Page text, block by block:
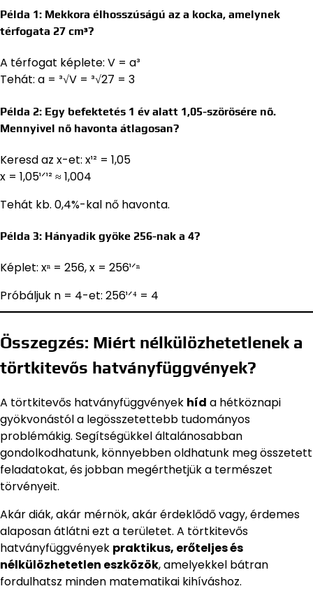
Példa 1: Mekkora élhosszúságú az a kocka, amelynek
térfogata 27 cm³?
A térfogat képlete: V = a³
Tehát: a = ³√V = ³√27 = 3
Példa 2: Egy befektetés 1 év alatt 1,05-szörösére nő.
Mennyivel nő havonta átlagosan?
Keresd az x-et: x¹² = 1,05
x = 1,05¹ᐟ¹² ≈ 1,004
Tehát kb. 0,4%-kal nő havonta.
Példa 3: Hányadik gyöke 256-nak a 4?
Képlet: xⁿ = 256, x = 256¹ᐟⁿ
Próbáljuk n = 4-et: 256¹ᐟ⁴ = 4
Összegzés: Miért nélkülözhetetlenek a
törtkitevős hatványfüggvények?
A törtkitevős hatványfüggvények híd a hétköznapi
gyökvonástól a legösszetettebb tudományos
problémákig. Segítségükkel általánosabban
gondolkodhatunk, könnyebben oldhatunk meg összetett
feladatokat, és jobban megérthetjük a természet
törvényeit.
Akár diák, akár mérnök, akár érdeklődő vagy, érdemes
alaposan átlátni ezt a területet. A törtkitevős
hatványfüggvények praktikus, erőteljes és
nélkülözhetetlen eszközök, amelyekkel bátran
fordulhatsz minden matematikai kihíváshoz.